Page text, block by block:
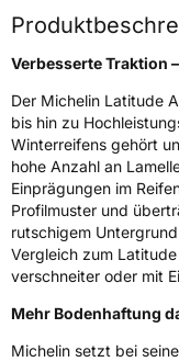
Rollgeräusch (dB)69
Fahrzeugklasse C1
3PMSF /
EisgripNein
EPREL ID412206
Allgemeine
Herstellerkontakt
Verbesserte Traktion
Der Michelin Latitude
bis hin zu
Winterreifens gehört
hohe Anzahl an
Einprägungen im
Profilmuster und
rutschigem
Vergleich zum
verschneiter oder mit
Mehr Bodenhaftung
Michelin setzt bei